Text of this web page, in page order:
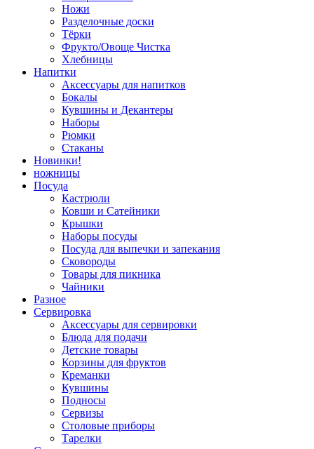
Ножи
Разделочные доски
Тёрки
Фрукто/Овоще Чистка
Хлебницы
Напитки
Аксессуары для напитков
Бокалы
Кувшины и Декантеры
Наборы
Рюмки
Стаканы
Новинки!
ножницы
Посуда
Кастрюли
Ковши и Сатейники
Крышки
Наборы посуды
Посуда для выпечки и запекания
Сковороды
Товары для пикника
Чайники
Разное
Сервировка
Аксессуары для сервировки
Блюда для подачи
Детские товары
Корзины для фруктов
Креманки
Кувшины
Подносы
Сервизы
Столовые приборы
Тарелки